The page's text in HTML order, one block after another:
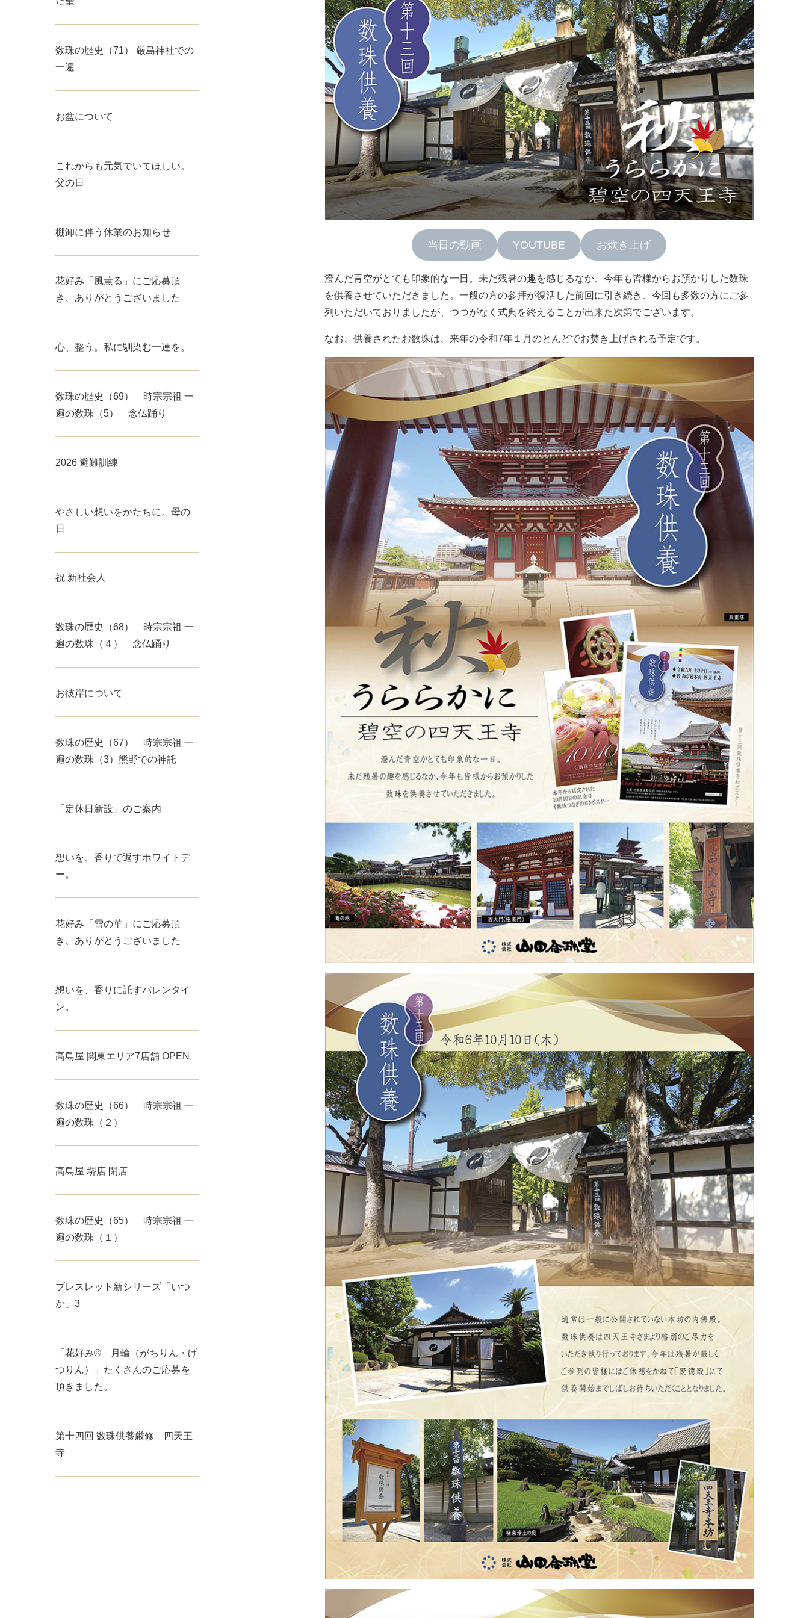
当日の動画 YOUTUBE お炊き上げ
澄んだ青空がとても印象的な一日。未だ残暑の趣を感じるなか、今年も皆様からお預かりした数珠
を供養させていただきました。一般の方の参拝が復活した前回に引き続き、今回も多数の方にご参
列いただいておりましたが、つつがなく式典を終えることが出来た次第でございます。
なお、供養されたお数珠は、来年の令和7年１月のとんどでお焚き上げされる予定です。
数珠の歴史（71） 厳島神社での
一遍
お盆について
これからも元気でいてほしい。
父の日
棚卸に伴う休業のお知らせ
花好み「風薫る」にご応募頂
き、ありがとうございました
心、整う。私に馴染む一連を。
数珠の歴史（69） 時宗宗祖 一
遍の数珠（5） 念仏踊り
2026 避難訓練
やさしい想いをかたちに。母の
日
祝 新社会人
数珠の歴史（68） 時宗宗祖 一
遍の数珠（４） 念仏踊り
お彼岸について
数珠の歴史（67） 時宗宗祖 一
遍の数珠（3）熊野での神託
「定休日新設」のご案内
想いを、香りで返すホワイトデ
ー。
花好み「雪の華」にご応募頂
き、ありがとうございました
想いを、香りに託すバレンタイ
ン。
高島屋 関東エリア7店舗 OPEN
数珠の歴史（66） 時宗宗祖 一
遍の数珠（２）
高島屋 堺店 閉店
数珠の歴史（65） 時宗宗祖 一
遍の数珠（１）
ブレスレット新シリーズ「いつ
か」3
「花好み© 月輪（がちりん・げ
つりん）」たくさんのご応募を
頂きました。
第十四回 数珠供養厳修 四天王
寺